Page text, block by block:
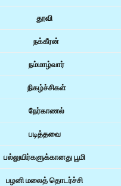
தூவி
நக்கீரன்
நம்மாழ்வார்
நிகழ்ச்சிகள்
நேர்காணல்
படித்தவை
பல்லுயிர்களுக்கானது பூமி
பழனி மலைத் தொடர்ச்சி